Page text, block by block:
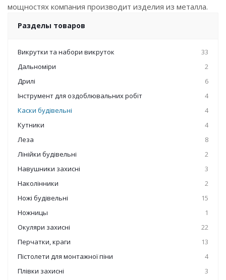
мощностях компания производит изделия из металла.
Разделы товаров
Викрутки та набори викруток
33
Дальноміри
2
Дрилі
6
Інструмент для оздоблювальних робіт
4
Каски будівельні
4
Кутники
4
Леза
8
Лінійки будівельні
2
Навушники захисні
3
Наколінники
2
Ножі будівельні
15
Ножницы
1
Окуляри захисні
22
Перчатки, краги
13
Пістолети для монтажної піни
4
Плівки захисні
3